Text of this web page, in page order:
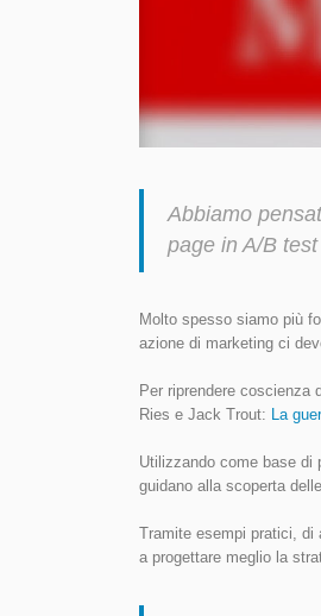
Abbiamo
page in A/B
Molto spesso siamo più
azione di marketing ci
Per riprendere coscienza
Ries e Jack Trout: La
Utilizzando come base di
guidano alla scoperta delle
Tramite esempi pratici, di
a progettare meglio la